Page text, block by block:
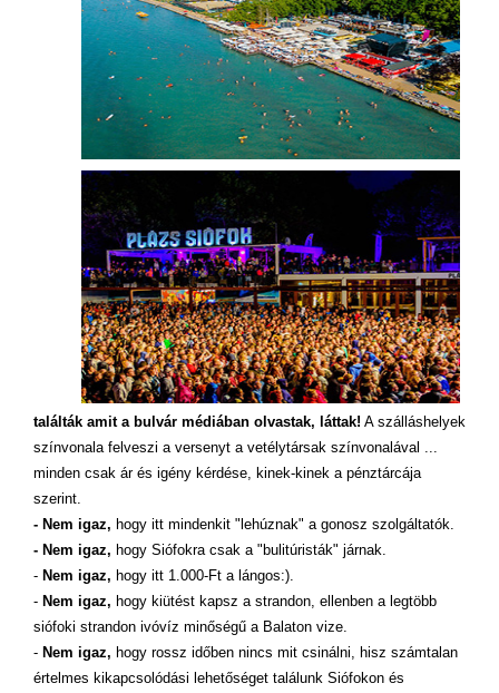
találták amit a bulvár médiában olvastak, láttak! A szálláshelyek
színvonala felveszi a versenyt a vetélytársak színvonalával ...
minden csak ár és igény kérdése, kinek-kinek a pénztárcája
szerint.
- Nem igaz, hogy itt mindenkit "lehúznak" a gonosz szolgáltatók.
- Nem igaz, hogy Siófokra csak a "bulitúristák" járnak.
- Nem igaz, hogy itt 1.000-Ft a lángos:).
- Nem igaz, hogy kiütést kapsz a strandon, ellenben a legtöbb
siófoki strandon ivóvíz minőségű a Balaton vize.
- Nem igaz, hogy rossz időben nincs mit csinálni, hisz számtalan
értelmes kikapcsolódási lehetőséget találunk Siófokon és